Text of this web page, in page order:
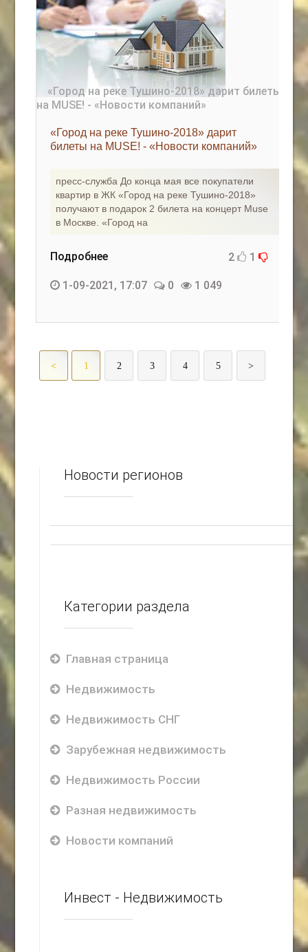
«Город на реке Тушино-2018» дарит
билеты на MUSE! - «Новости компаний»
пресс-служба До конца мая все покупатели
квартир в ЖК «Город на реке Тушино-2018»
получают в подарок 2 билета на концерт Muse
в Москве. «Город на
Подробнее 2 1
1-09-2021, 17:07 0 1 049
< 1 2 3 4 5 >
Новости регионов
Категории раздела
Главная страница
Недвижимость
Недвижимость СНГ
Зарубежная недвижимость
Недвижимость России
Разная недвижимость
Новости компаний
Инвест - Недвижимость